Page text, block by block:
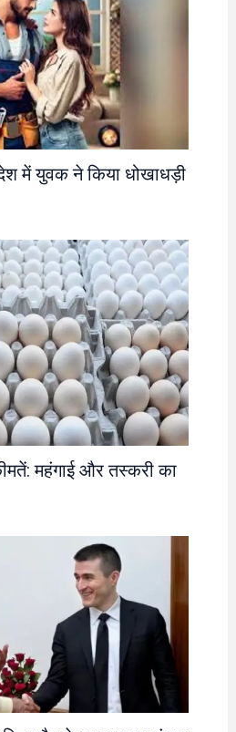
में युवक ने किया धोखाधड़ी
महंगाई और तस्करी का